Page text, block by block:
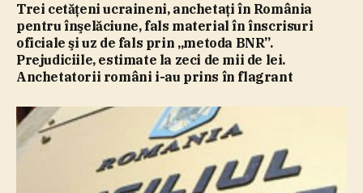
Trei cetăţeni ucraineni, anchetaţi în România
pentru înşelăciune, fals material în înscrisuri
oficiale şi uz de fals prin „metoda BNR”.
Prejudiciile, estimate la zeci de mii de lei.
Anchetatorii români i-au prins în flagrant